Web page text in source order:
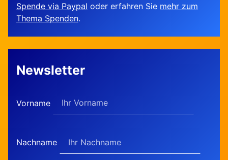
Spende via Paypal oder erfahren Sie mehr zum
Thema Spenden.
Newsletter
Vorname
Nachname